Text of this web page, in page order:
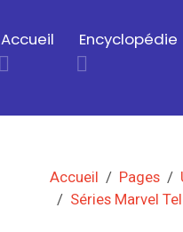
Accueil Encyclopédie
Accueil Pages
Séries Marvel